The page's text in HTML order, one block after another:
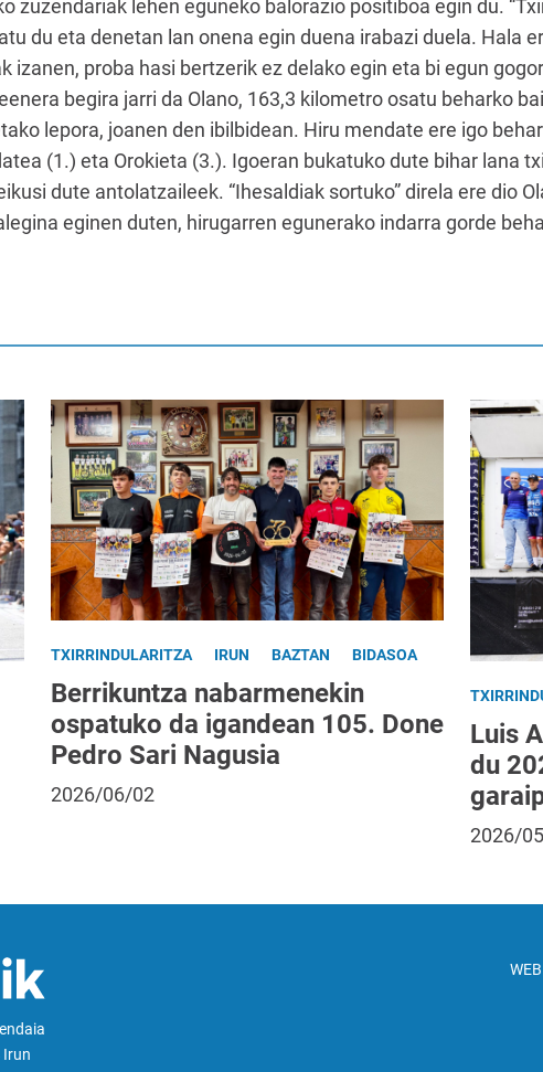
zuzendariak lehen eguneko balorazio positiboa egin du.
du eta denetan lan onena egin duena irabazi duela. Hala
izanen, proba hasi bertzerik ez delako egin eta bi egun
begira jarri da Olano, 163,3 kilometro osatu beharko
lepora, joanen den ibilbidean. Hiru mendate ere igo
(1.) eta Orokieta (3.). Igoeran bukatuko dute bihar lana
dute antolatzaileek. “Ihesaldiak sortuko” direla ere dio
eginen duten, hirugarren egunerako indarra gorde
TXIRRINDULARITZA IRUN BAZTAN BIDASOA
Berrikuntza nabarmenekin
ospatuko da igandean 105. Done
Pedro Sari Nagusia
2026/06/02
Luis
du
2026/
Irun